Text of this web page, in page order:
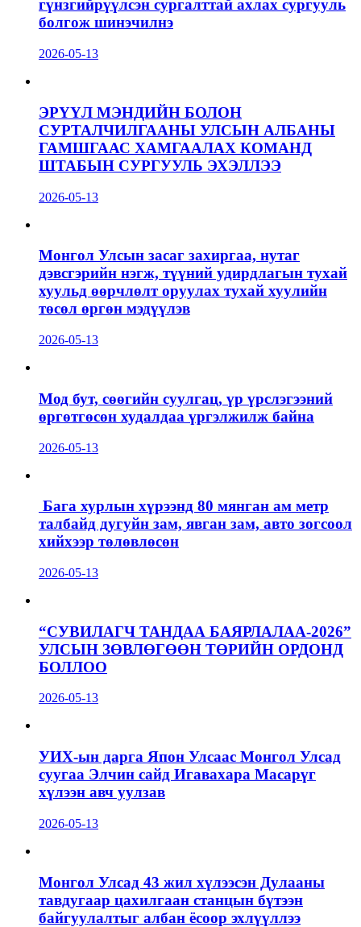
гүнзгийрүүлсэн сургалттай ахлах сургууль
болгож шинэчилнэ
2026-05-13
ЭРҮҮЛ МЭНДИЙН БОЛОН
СУРТАЛЧИЛГААНЫ УЛСЫН АЛБАНЫ
ГАМШГААС ХАМГААЛАХ КОМАНД
ШТАБЫН СУРГУУЛЬ ЭХЭЛЛЭЭ
2026-05-13
Монгол Улсын засаг захиргаа, нутаг
дэвсгэрийн нэгж, түүний удирдлагын тухай
хуульд өөрчлөлт оруулах тухай хуулийн
төсөл өргөн мэдүүлэв
2026-05-13
Мод бут, сөөгийн суулгац, үр үрслэгээний
өргөтгөсөн худалдаа үргэлжилж байна
2026-05-13
Бага хурлын хүрээнд 80 мянган ам метр
талбайд дугуйн зам, явган зам, авто зогсоол
хийхээр төлөвлөсөн
2026-05-13
“СУВИЛАГЧ ТАНДАА БАЯРЛАЛАА-2026”
УЛСЫН ЗӨВЛӨГӨӨН ТӨРИЙН ОРДОНД
БОЛЛОО
2026-05-13
УИХ-ын дарга Япон Улсаас Монгол Улсад
суугаа Элчин сайд Игавахара Масарүг
хүлээн авч уулзав
2026-05-13
Монгол Улсад 43 жил хүлээсэн Дулааны
тавдугаар цахилгаан станцын бүтээн
байгуулалтыг албан ёсоор эхлүүллээ